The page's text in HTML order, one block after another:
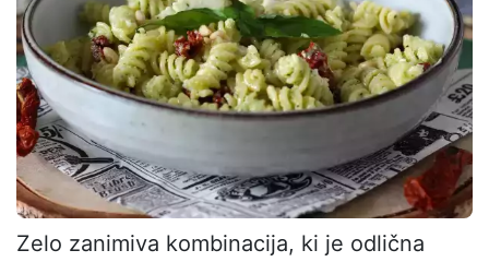
Zelo zanimiva kombinacija, ki je odlična